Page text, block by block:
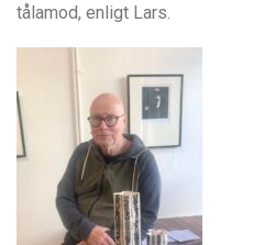
tålamod, enligt Lars.